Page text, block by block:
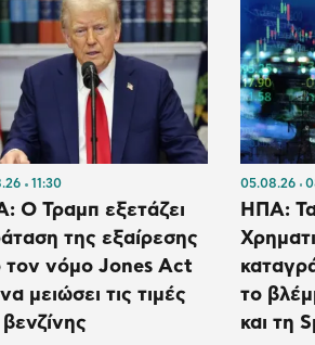
11:30
Ο Τραμπ εξετάζει
της εξαίρεσης
τον νόμο Jones Act
μειώσει τις τιμές
05.08.26
ΗΠΑ:
το
και τη